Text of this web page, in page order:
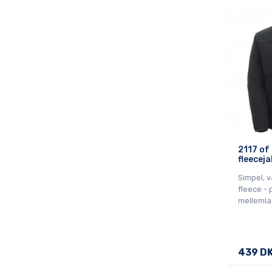
2117 of
Simpel,
fleece -
439